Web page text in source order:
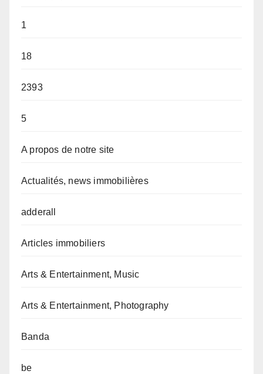
1
18
2393
5
A propos de notre site
Actualités, news immobilières
adderall
Articles immobiliers
Arts & Entertainment, Music
Arts & Entertainment, Photography
Banda
be